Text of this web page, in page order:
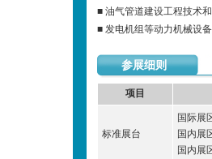
■ 油气管道建设工程技术
■ 发电机组等动力机械设备
参展细则
项目
标准展台
国际展
国内展
国内展